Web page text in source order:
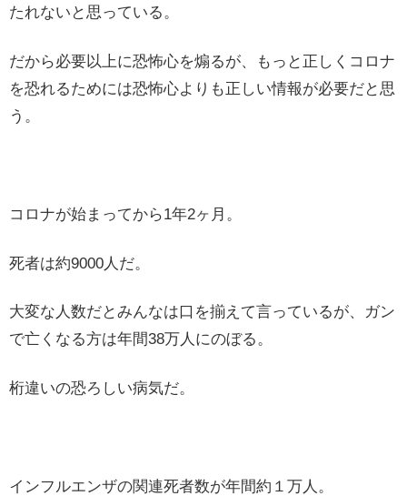
たれないと思っている。
だから必要以上に恐怖心を煽るが、もっと正しくコロナ
を恐れるためには恐怖心よりも正しい情報が必要だと思
う。
コロナが始まってから1年2ヶ月。
死者は約9000人だ。
大変な人数だとみんなは口を揃えて言っているが、ガン
で亡くなる方は年間38万人にのぼる。
桁違いの恐ろしい病気だ。
インフルエンザの関連死者数が年間約１万人。